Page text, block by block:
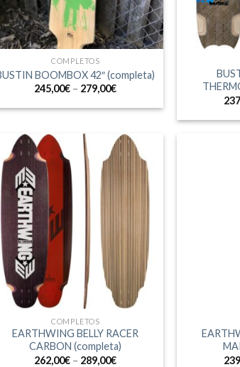
COMPLETOS
BOOMBOX 42″ (completa)
245,00€ – 279,00€
COMPLETOS
EARTHWING BELLY RACER
CARBON (completa)
262,00€ – 289,00€